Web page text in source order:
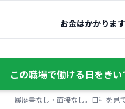
お金はかかりま
この職場で働ける日をきい
履歴書なし・面接なし。日程を見